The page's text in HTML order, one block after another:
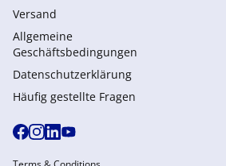
Versand
Allgemeine
Geschäftsbedingungen
Datenschutzerklärung
Häufig gestellte Fragen